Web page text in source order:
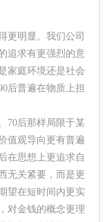
更明显。我们公司
追求有更强烈的意
家庭环境还是社会
后普遍在物质上担
70后那样局限于某
值观导向更有普遍
在思想上更追求自
无关紧要，而是更
望在短时间内更实
对金钱的概念更理